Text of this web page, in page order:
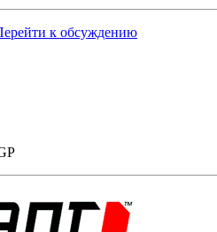
к обсуждению